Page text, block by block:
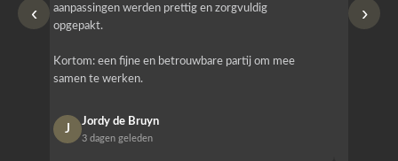
‹
aanpassingen werden prettig en zorgvuldig
opgepakt.
Kortom: een fijne en betrouwbare partij om mee
samen te werken.
J
Jordy de Bruyn
3 dagen geleden
›